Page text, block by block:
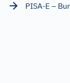
PISA-E –